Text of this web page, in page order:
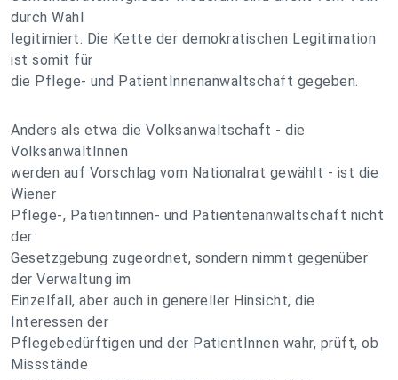
durch Wahl
legitimiert. Die Kette der demokratischen Legitimation
ist somit für
die Pflege- und PatientInnenanwaltschaft gegeben.
Anders als etwa die Volksanwaltschaft - die
VolksanwältInnen
werden auf Vorschlag vom Nationalrat gewählt - ist die
Wiener
Pflege-, Patientinnen- und Patientenanwaltschaft nicht
der
Gesetzgebung zugeordnet, sondern nimmt gegenüber
der Verwaltung im
Einzelfall, aber auch in genereller Hinsicht, die
Interessen der
Pflegebedürftigen und der PatientInnen wahr, prüft, ob
Missstände